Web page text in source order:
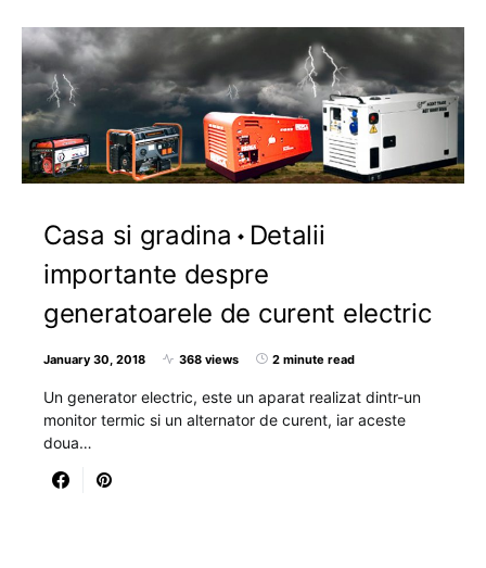
Casa si gradina
Detalii
importante despre
generatoarele de curent electric
January 30, 2018 368 views 2 minute read
Un generator electric, este un aparat realizat dintr-un
monitor termic si un alternator de curent, iar aceste
doua…